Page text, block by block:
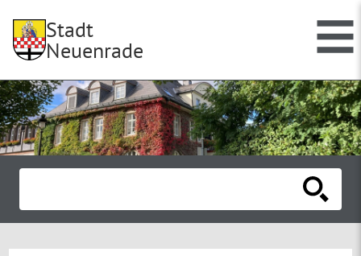
Stadt
Neuenrade